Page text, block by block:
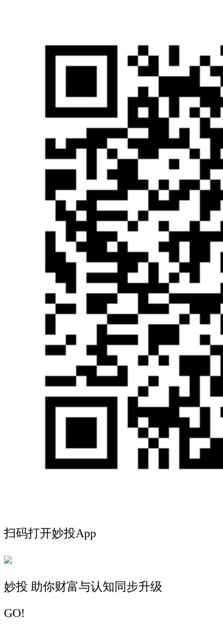
扫码打开妙投App
妙投 助你财富与认知同步升级
GO!